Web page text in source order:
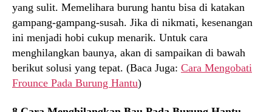
yang sulit. Memelihara burung hantu bisa di katakan
gampang-gampang-susah. Jika di nikmati, kesenangan
ini menjadi hobi cukup menarik. Untuk cara
menghilangkan baunya, akan di sampaikan di bawah
berikut solusi yang tepat. (Baca Juga: Cara Mengobati
Frounce Pada Burung Hantu)